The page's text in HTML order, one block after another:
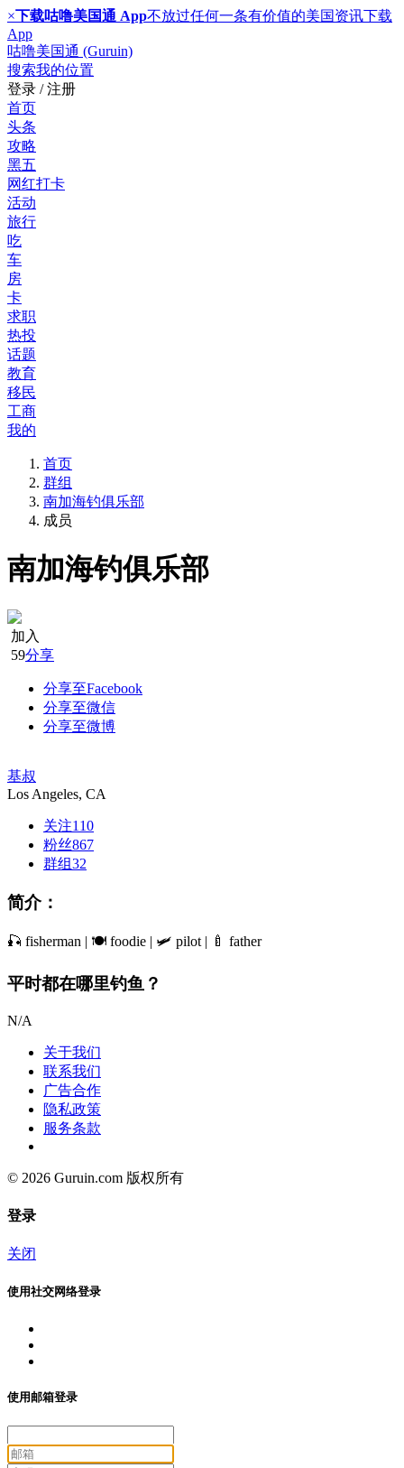
×下载咕噜美国通 App不放过任何一条有价值的美国资讯下载
App
咕噜美国通 (Guruin)
搜索我的位置
登录 / 注册
首页
头条
攻略
黑五
网红打卡
活动
旅行
吃
车
房
卡
求职
热投
话题
教育
移民
工商
我的
首页
群组
南加海钓俱乐部
成员
南加海钓俱乐部
加入
59分享
分享至Facebook
分享至微信
分享至微博
基叔
Los Angeles, CA
关注110
粉丝867
群组32
简介：
🎣 fisherman | 🍽 foodie | 🛩 pilot | 🍼 father
平时都在哪里钓鱼？
N/A
关于我们
联系我们
广告合作
隐私政策
服务条款
© 2026 Guruin.com 版权所有
登录
关闭
使用社交网络登录
使用邮箱登录